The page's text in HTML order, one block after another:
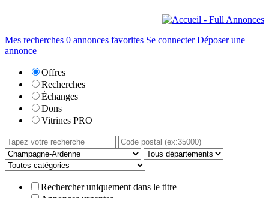
Mes recherches 0 annonces favorites Se connecter Déposer une
annonce
Offres
Recherches
Échanges
Dons
Vitrines PRO
Rechercher uniquement dans le titre